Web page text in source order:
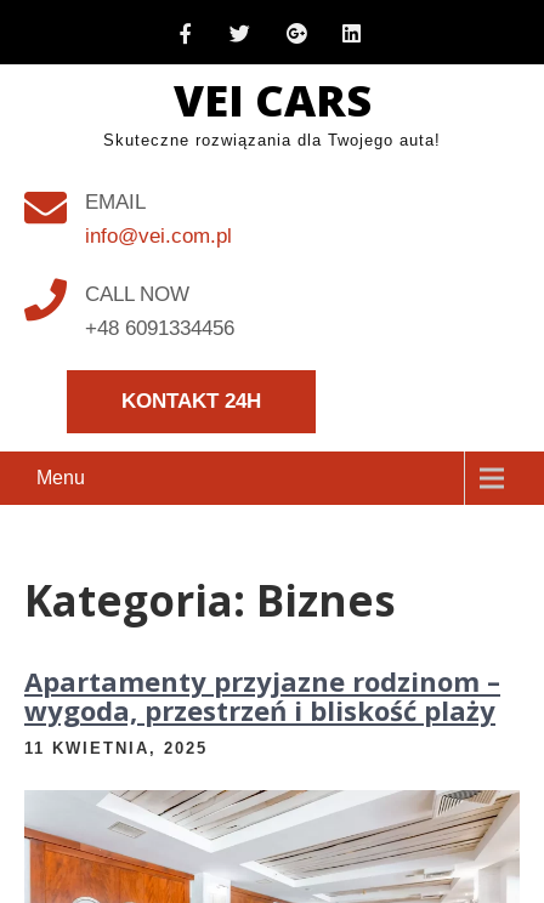
VEI CARS
Skuteczne rozwiązania dla Twojego auta!
EMAIL
info@vei.com.pl
CALL NOW
+48 6091334456
KONTAKT 24H
Menu
Kategoria: Biznes
Apartamenty przyjazne rodzinom –
wygoda, przestrzeń i bliskość plaży
11 KWIETNIA, 2025